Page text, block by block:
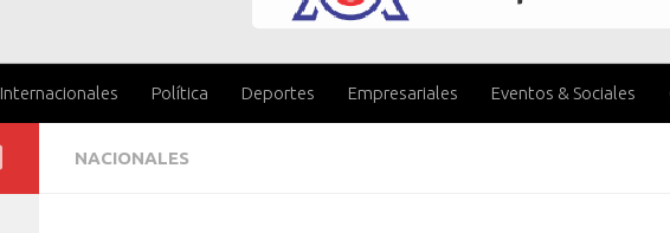
Internacionales Política Deportes Empresariales Eventos & Sociales
NACIONALES